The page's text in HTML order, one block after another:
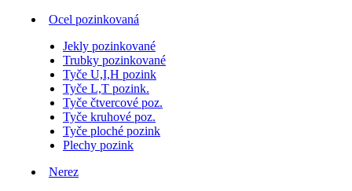
Ocel pozinkovaná
Jekly pozinkované
Trubky pozinkované
Tyče U,I,H pozink
Tyče L,T pozink.
Tyče čtvercové poz.
Tyče kruhové poz.
Tyče ploché pozink
Plechy pozink
Nerez